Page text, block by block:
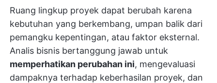
Ruang lingkup proyek dapat berubah karena
kebutuhan yang berkembang, umpan balik dari
pemangku kepentingan, atau faktor eksternal.
Analis bisnis bertanggung jawab untuk
memperhatikan perubahan ini, mengevaluasi
dampaknya terhadap keberhasilan proyek, dan